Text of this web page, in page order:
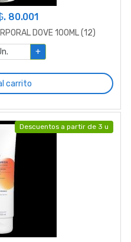
80.001
DOVE 100ML (12)
+
carrito
Descuentos a partir de 3 u